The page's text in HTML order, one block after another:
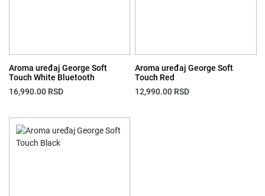
Aroma uređaj George Soft
Touch White Bluetooth
16,990.00 RSD
Aroma uređaj George Soft
Touch Red
12,990.00 RSD